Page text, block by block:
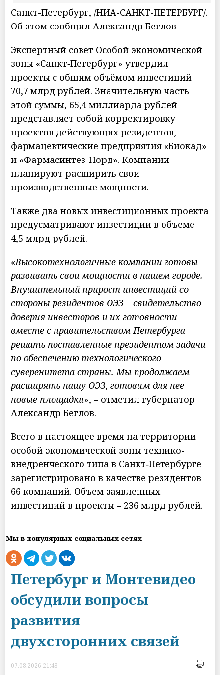
Санкт-Петербург, /НИА-САНКТ-ПЕТЕРБУРГ/.
Об этом сообщил Александр Беглов
Экспертный совет Особой экономической
зоны «Санкт‑Петербург» утвердил
проекты с общим объёмом инвестиций
70,7 млрд рублей. Значительную часть
этой суммы, 65,4 миллиарда рублей
представляет собой корректировку
проектов действующих резидентов,
фармацевтические предприятия «Биокад»
и «Фармасинтез-Норд». Компании
планируют расширить свои
производственные мощности.
Также два новых инвестиционных проекта
предусматривают инвестиции в объеме
4,5 млрд рублей.
«Высокотехнологичные компании готовы
развивать свои мощности в нашем городе.
Внушительный прирост инвестиций со
стороны резидентов ОЭЗ – свидетельство
доверия инвесторов и их готовности
вместе с правительством Петербурга
решать поставленные президентом задачи
по обеспечению технологического
суверенитета страны. Мы продолжаем
расширять нашу ОЭЗ, готовим для нее
новые площадки», – отметил губернатор
Александр Беглов.
Всего в настоящее время на территории
особой экономической зоны технико-
внедренческого типа в Санкт‑Петербурге
зарегистрировано в качестве резидентов
66 компаний. Объем заявленных
инвестиций в проекты – 236 млрд рублей.
Мы в популярных социальных сетях
Петербург и Монтевидео
обсудили вопросы
развития
двухсторонних связей
07.08.2026 21:48